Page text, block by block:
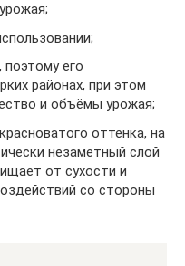
поэтому его
районах, при этом
и объёмы урожая;
оттенка, на
незаметный слой
от сухости и
со стороны